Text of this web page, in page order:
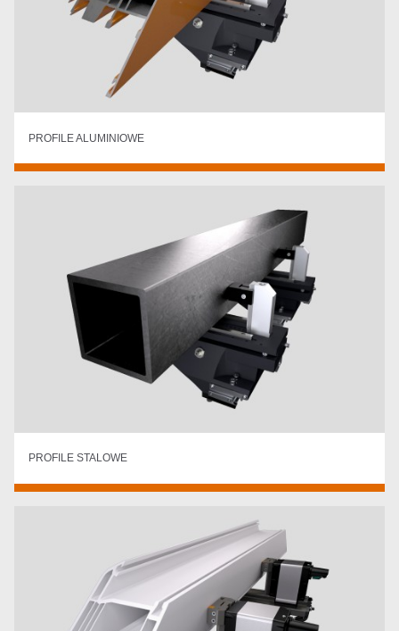
PROFILE ALUMINIOWE
PROFILE STALOWE